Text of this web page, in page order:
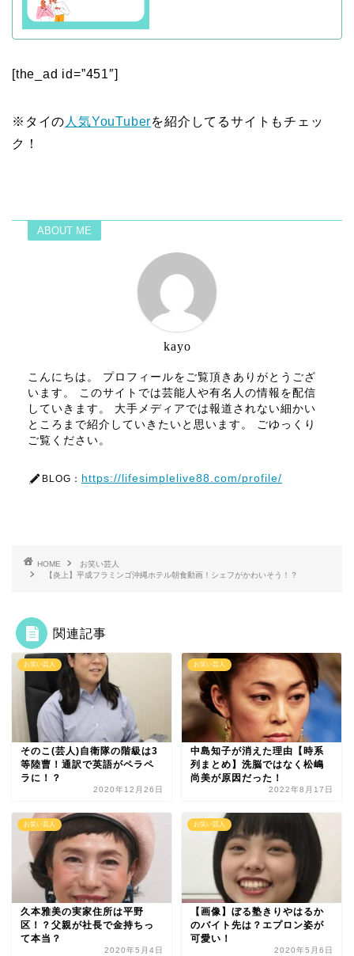
[the_ad id=”451″]
※タイの 人気YouTuberを紹介してるサイトもチェッ
ク！
ABOUT ME
kayo
こんにちは。 プロフィールをご覧頂きありがとうござ
います。 このサイトでは芸能人や有名人の情報を配信
していきます。 大手メディアでは報道されない細かい
ところまで紹介していきたいと思います。 ごゆっくり
ご覧ください。
BLOG： https://lifesimplelive88.com/profile/
HOME
お笑い芸人
【炎上】平成フラミンゴ沖縄ホテル朝食動画！シェフがかわいそう！？
関連記事
お笑い芸人
そのこ(芸人)自衛隊の階級は3
等陸曹！通訳で英語がペラペ
ラに！？
2020年12月26日
お笑い芸人
中島知子が消えた理由【時系
列まとめ】洗脳ではなく松嶋
尚美が原因だった！
2022年8月17日
お笑い芸人
久本雅美の実家住所は平野
区！？父親が社長で金持ちっ
て本当？
2020年5月4日
お笑い芸人
【画像】ぼる塾きりやはるか
のバイト先は？エプロン姿が
可愛い！
2020年5月6日